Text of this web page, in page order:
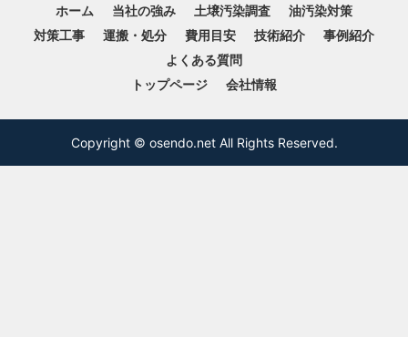
ホーム 当社の強み 土壌汚染調査
油汚染対策
対策工事
運搬・処分 費用目安 技術紹介
事例紹介
よくある質問
トップページ
会社情報
Copyright © osendo.net All Rights Reserved.